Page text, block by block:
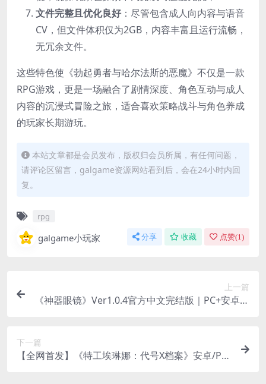
​文件完整且优化良好​​：尽管包含成人向内容与语音
CV，但文件体积仅为2GB，内容丰富且运行流畅，
无冗余文件。
这些特色使《勃起勇者与哈尔法斯的恶魔》不仅是一款
RPG游戏，更是一场融合了剧情深度、角色互动与成人
内容的沉浸式冒险之旅，适合喜欢策略战斗与角色养成
的玩家长期游玩。
本站文章都是会员发布，版权归会员所属，有任何问题，
请评论区留言，galgame资源网站看到后，会在24小时内回
复。
rpg
galgame小玩家 分享 收藏 点赞(1)
上一篇
《神器眼镜》Ver1.0.4官方中文完结版｜PC+安卓双
下一篇
【全网首发】《特工埃琳娜：代号X档案》安卓/PC